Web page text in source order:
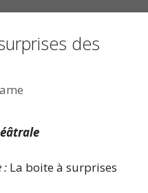
des
: La boite à surprises